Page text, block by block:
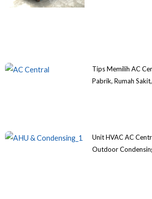
Tips Memilih AC
Pabrik, Rumah
Unit HVAC AC
Outdoor